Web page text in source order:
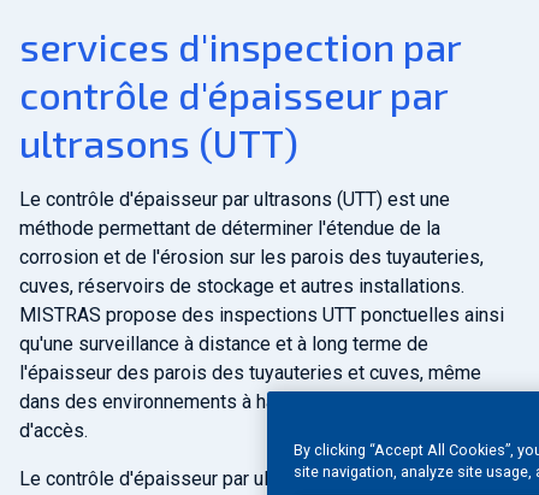
services d'inspection par
contrôle d'épaisseur par
ultrasons (UTT)
Le contrôle d'épaisseur par ultrasons (UTT) est une
méthode permettant de déterminer l'étendue de la
corrosion et de l'érosion sur les parois des tuyauteries,
cuves, réservoirs de stockage et autres installations.
MISTRAS propose des inspections UTT ponctuelles ainsi
qu'une surveillance à distance et à long terme de
l'épaisseur des parois des tuyauteries et cuves, même
dans des environnements à haute température et difficiles
d'accès.
Le contrôle d'épaisseur par ultrasons (UTT) est l'une des
By clicking “Accept All Cookies”,
site navigation, analyze site